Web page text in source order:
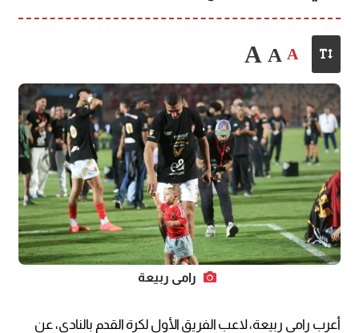
A
A
A
رامي ربيعة
أعرب رامي ربيعة، لاعب الفريق الأول لكرة القدم بالنادي، عن